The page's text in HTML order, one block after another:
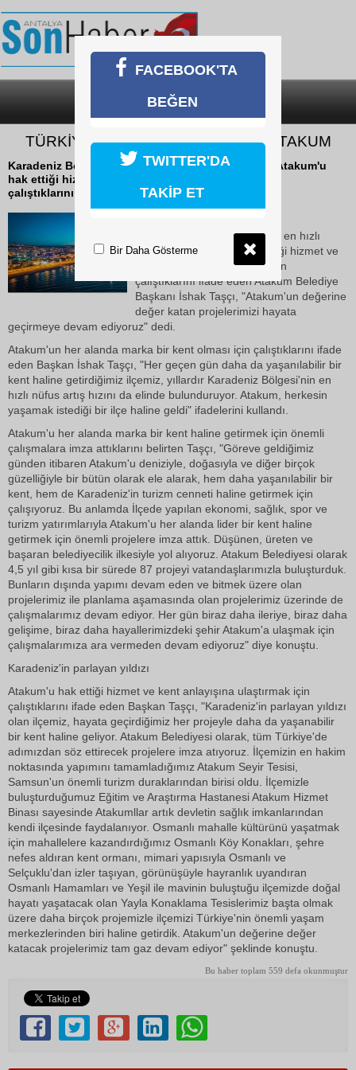
SON DAKİKA
TÜRKİYE’NİN PARLAYAN YILDIZI: ATAKUM
Karadeniz Bölgesi'nin nüfusu en hızlı artan ilçesi Atakum'u
hak ettiği hizmet ve kent anlayışına ulaştırmak için
çalıştıklarını ifade eden Atakum...
Karadeniz Bölgesi'nin nüfusu en hızlı
artan ilçesi Atakum'u hak ettiği hizmet ve
kent anlayışına ulaştırmak için
çalıştıklarını ifade eden Atakum Belediye
Başkanı İshak Taşçı, "Atakum'un değerine
değer katan projelerimizi hayata
geçirmeye devam ediyoruz" dedi.
Atakum'un her alanda marka bir kent olması için çalıştıklarını ifade
eden Başkan İshak Taşçı, "Her geçen gün daha da yaşanılabilir bir
kent haline getirdiğimiz ilçemiz, yıllardır Karadeniz Bölgesi'nin en
hızlı nüfus artış hızını da elinde bulunduruyor. Atakum, herkesin
yaşamak istediği bir ilçe haline geldi" ifadelerini kullandı.
Atakum'u her alanda marka bir kent haline getirmek için önemli
çalışmalara imza attıklarını belirten Taşçı, "Göreve geldiğimiz
günden itibaren Atakum'u deniziyle, doğasıyla ve diğer birçok
güzelliğiyle bir bütün olarak ele alarak, hem daha yaşanılabilir bir
kent, hem de Karadeniz'in turizm cenneti haline getirmek için
çalışıyoruz. Bu anlamda İlçede yapılan ekonomi, sağlık, spor ve
turizm yatırımlarıyla Atakum'u her alanda lider bir kent haline
getirmek için önemli projelere imza attık. Düşünen, üreten ve
başaran belediyecilik ilkesiyle yol alıyoruz. Atakum Belediyesi olarak
4,5 yıl gibi kısa bir sürede 87 projeyi vatandaşlarımızla buluşturduk.
Bunların dışında yapımı devam eden ve bitmek üzere olan
projelerimiz ile planlama aşamasında olan projelerimiz üzerinde de
çalışmalarımız devam ediyor. Her gün biraz daha ileriye, biraz daha
gelişime, biraz daha hayallerimizdeki şehir Atakum'a ulaşmak için
çalışmalarımıza ara vermeden devam ediyoruz" diye konuştu.
Karadeniz'in parlayan yıldızı
Atakum'u hak ettiği hizmet ve kent anlayışına ulaştırmak için
çalıştıklarını ifade eden Başkan Taşçı, "Karadeniz'in parlayan yıldızı
olan ilçemiz, hayata geçirdiğimiz her projeyle daha da yaşanabilir
bir kent haline geliyor. Atakum Belediyesi olarak, tüm Türkiye'de
adımızdan söz ettirecek projelere imza atıyoruz. İlçemizin en hakim
noktasında yapımını tamamladığımız Atakum Seyir Tesisi,
Samsun'un önemli turizm duraklarından birisi oldu. İlçemizle
buluşturduğumuz Eğitim ve Araştırma Hastanesi Atakum Hizmet
Binası sayesinde Atakumllar artık devletin sağlık imkanlarından
kendi ilçesinde faydalanıyor. Osmanlı mahalle kültürünü yaşatmak
için mahallelere kazandırdığımız Osmanlı Köy Konakları, şehre
nefes aldıran kent ormanı, mimari yapısıyla Osmanlı ve
Selçuklu'dan izler taşıyan, görünüşüyle hayranlık uyandıran
Osmanlı Hamamları ve Yeşil ile mavinin buluştuğu ilçemizde doğal
hayatı yaşatacak olan Yayla Konaklama Tesislerimiz başta olmak
üzere daha birçok projemizle ilçemizi Türkiye'nin önemli yaşam
merkezlerinden biri haline getirdik. Atakum'un değerine değer
katacak projelerimiz tam gaz devam ediyor" şeklinde konuştu.
Bu haber toplam 559 defa okunmuştur
FACEBOOK'TA
BEĞEN
TWITTER'DA
TAKİP ET
Bir Daha Gösterme